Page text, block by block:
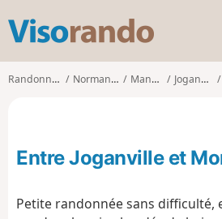
s
o
Randonnées Normandie Manche Joganville
Entre Joganville et
Petite randonnée sans difficulté,